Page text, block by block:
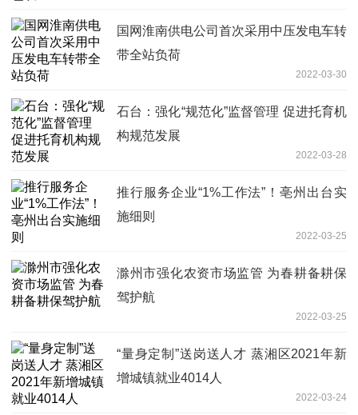
国网淮南供电公司首次采用中压发电车转
带全站负荷
2022-03-30
石台：强化“规范化”监督管理 促进托育机
构规范发展
2022-03-28
推行服务企业“1%工作法”！亳州出台实
施细则
2022-03-25
滁州市强化农资市场监管 为春耕备耕保
驾护航
2022-03-25
“量身定制”送岗送人才 蒸湘区2021年新
增城镇就业4014人
2022-03-24